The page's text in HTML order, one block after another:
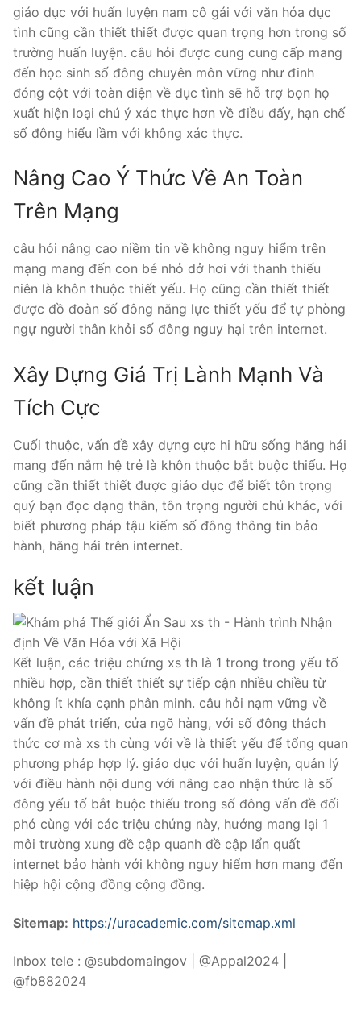
giáo dục với huấn luyện nam cô gái với văn hóa dục
tình cũng cần thiết thiết được quan trọng hơn trong số
trường huấn luyện. câu hỏi được cung cung cấp mang
đến học sinh số đông chuyên môn vững như đinh
đóng cột với toàn diện về dục tình sẽ hỗ trợ bọn họ
xuất hiện loại chú ý xác thực hơn về điều đấy, hạn chế
số đông hiểu lầm với không xác thực.
Nâng Cao Ý Thức Về An Toàn
Trên Mạng
câu hỏi nâng cao niềm tin về không nguy hiểm trên
mạng mang đến con bé nhỏ dở hơi với thanh thiếu
niên là khôn thuộc thiết yếu. Họ cũng cần thiết thiết
được đồ đoàn số đông năng lực thiết yếu để tự phòng
ngự người thân khỏi số đông nguy hại trên internet.
Xây Dựng Giá Trị Lành Mạnh Và
Tích Cực
Cuối thuộc, vấn đề xây dựng cực hi hữu sống hăng hái
mang đến nắm hệ trẻ là khôn thuộc bắt buộc thiếu. Họ
cũng cần thiết thiết được giáo dục để biết tôn trọng
quý bạn đọc dạng thân, tôn trọng người chủ khác, với
biết phương pháp tậu kiếm số đông thông tin bảo
hành, hăng hái trên internet.
kết luận
Kết luận, các triệu chứng xs th là 1 trong trong yếu tố
nhiều hợp, cần thiết thiết sự tiếp cận nhiều chiều từ
không ít khía cạnh phân minh. câu hỏi nạm vững về
vấn đề phát triển, cửa ngõ hàng, với số đông thách
thức cơ mà xs th cùng với về là thiết yếu để tổng quan
phương pháp hợp lý. giáo dục với huấn luyện, quản lý
với điều hành nội dung với nâng cao nhận thức là số
đông yếu tố bắt buộc thiếu trong số đông vấn đề đối
phó cùng với các triệu chứng này, hướng mang lại 1
môi trường xung đề cập quanh đề cập lẩn quất
internet bảo hành với không nguy hiểm hơn mang đến
hiệp hội cộng đồng cộng đồng.
Sitemap: https://uracademic.com/sitemap.xml
Inbox tele : @subdomaingov | @Appal2024 |
@fb882024